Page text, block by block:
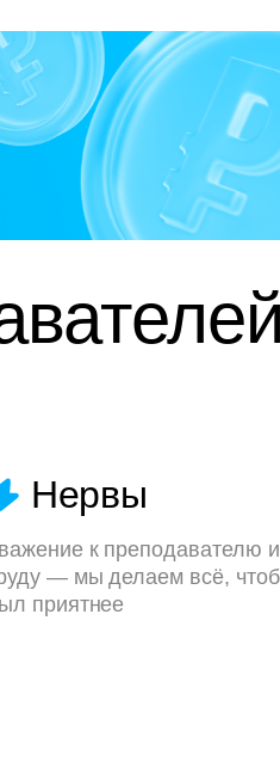
Нервы
к преподавателю
— мы делаем всё,
приятнее